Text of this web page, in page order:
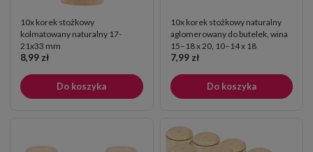
10x korek stożkowy
kolmatowany naturalny 17-
21x33 mm
8,99 zł
Do koszyka
10x korek stożkowy naturalny
aglomerowany do butelek, wina
15–18 x 20, 10–14 x 18
7,99 zł
Do koszyka